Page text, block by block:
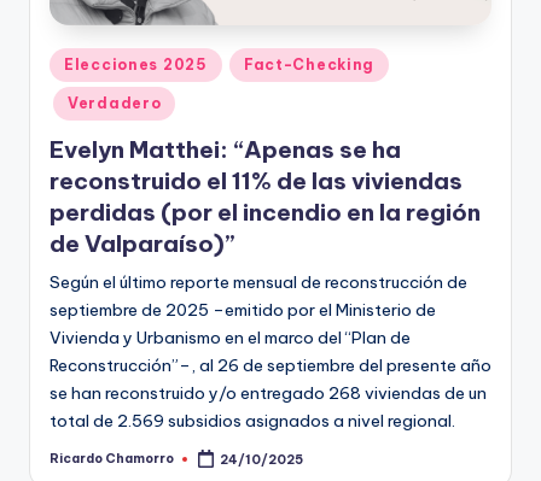
Publicado
en
Elecciones 2025 Fact-Checking
Verdadero
Evelyn Matthei: “Apenas se ha
reconstruido el 11% de las viviendas
perdidas (por el incendio en la región
de Valparaíso)”
Según el último reporte mensual de reconstrucción de
septiembre de 2025 –emitido por el Ministerio de
Vivienda y Urbanismo en el marco del “Plan de
Reconstrucción”–, al 26 de septiembre del presente año
se han reconstruido y/o entregado 268 viviendas de un
total de 2.569 subsidios asignados a nivel regional.
Publicado
Ricardo Chamorro 24/10/2025